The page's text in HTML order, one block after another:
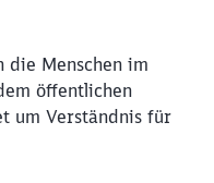
die Menschen im
öffentlichen
um Verständnis für